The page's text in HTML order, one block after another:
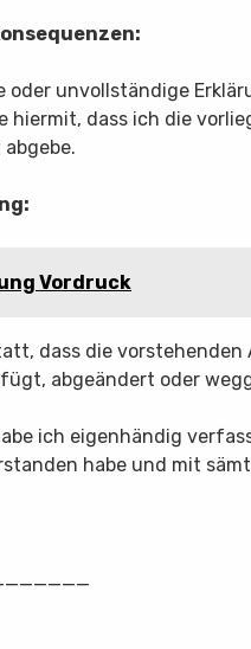
oder unvollständige
hiermit, dass ich die
Vordruck
dass die vorstehenden
abgeändert oder
ich eigenhändig
habe und mit